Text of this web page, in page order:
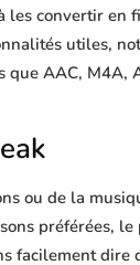
les convertir en
utiles,
AAC, M4A,
ou de la
préférées,
facilement dire